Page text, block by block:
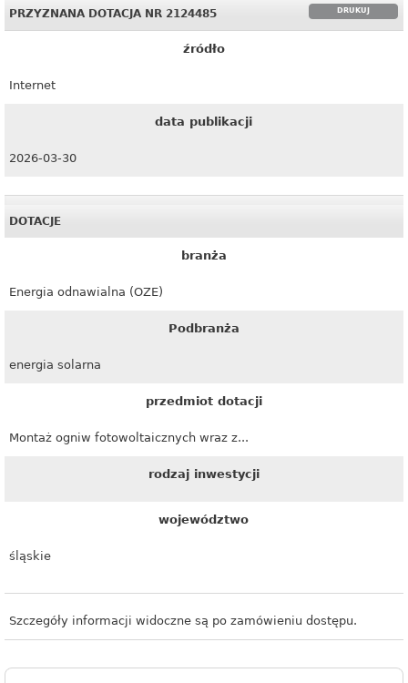
DRUKUJ
PRZYZNANA DOTACJA NR 2124485
źródło
Internet
data publikacji
2026-03-30
DOTACJE
branża
Energia odnawialna (OZE)
Podbranża
energia solarna
przedmiot dotacji
Montaż ogniw fotowoltaicznych wraz z...
rodzaj inwestycji
województwo
śląskie
Szczegóły informacji widoczne są po zamówieniu dostępu.